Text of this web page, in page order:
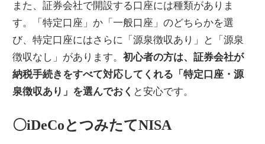
また、証券会社で開設する口座には種類がありま
す。「特定口座」か「一般口座」のどちらかを選
び、特定口座にはさらに「源泉徴収あり」と「源泉
徴収なし」があります。初心者の方は、証券会社が
納税手続きをすべて対応してくれる「特定口座・源
泉徴収あり」を選んでおく と安心です。
〇iDeCoとつみたてNISA